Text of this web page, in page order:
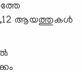
ആയത്തുകള്‍